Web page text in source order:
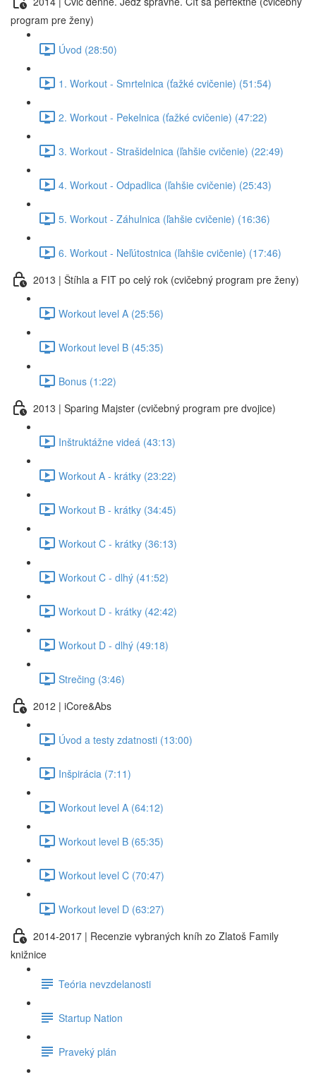
program pre ženy)
Úvod (28:50)
1. Workout - Smrtelnica (ťažké cvičenie) (51:54)
2. Workout - Pekelnica (ťažké cvičenie) (47:22)
3. Workout - Strašidelnica (ľahšie cvičenie) (22:49)
4. Workout - Odpadlica (ľahšie cvičenie) (25:43)
5. Workout - Záhulnica (ľahšie cvičenie) (16:36)
6. Workout - Neľútostnica (ľahšie cvičenie) (17:46)
2013 | Štíhla a FIT po celý rok (cvičebný program pre ženy)
Workout level A (25:56)
Workout level B (45:35)
Bonus (1:22)
2013 | Sparing Majster (cvičebný program pre dvojice)
Inštruktážne videá (43:13)
Workout A - krátky (23:22)
Workout B - krátky (34:45)
Workout C - krátky (36:13)
Workout C - dlhý (41:52)
Workout D - krátky (42:42)
Workout D - dlhý (49:18)
Strečing (3:46)
2012 | iCore&Abs
Úvod a testy zdatnosti (13:00)
Inšpirácia (7:11)
Workout level A (64:12)
Workout level B (65:35)
Workout level C (70:47)
Workout level D (63:27)
2014-2017 | Recenzie vybraných kníh zo Zlatoš Family
knižnice
Teória nevzdelanosti
Startup Nation
Praveký plán